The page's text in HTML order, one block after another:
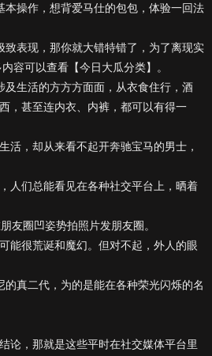
操作，想背爱马仕的包包，体验一回法
表现，那你就大错特错了，为了离现实
容可以查看【今日大瓜分类】。
生活的方方方面面，从衣食住行，酒
，甚至连内衣、内裤，都可以有得一
活，却从来看不起开奔驰宝马的男士，
人们总能看见在各种社交平台上，晒着
友圈凹姿势拍照片发朋友圈。
能很荒诞和魔幻。但对不起，外人的眼
真二代，为的是能在各种荣光闪烁的名
论，那就是这些平时在社交媒体平台里